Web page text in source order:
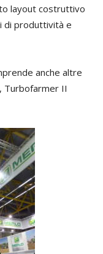
layout costruttivo
di produttività e
anche altre
Turbofarmer II